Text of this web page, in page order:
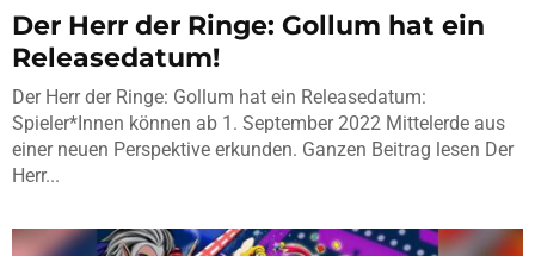
Der Herr der Ringe: Gollum hat ein
Releasedatum!
Der Herr der Ringe: Gollum hat ein Releasedatum:
Spieler*Innen können ab 1. September 2022 Mittelerde aus
einer neuen Perspektive erkunden. Ganzen Beitrag lesen Der
Herr...